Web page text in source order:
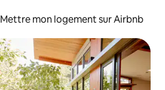
Mettre mon logement sur Airbnb